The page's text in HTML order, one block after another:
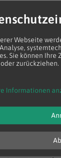
Kirche
in der
Webseite
Sie können
zurückziehen.
Informationen